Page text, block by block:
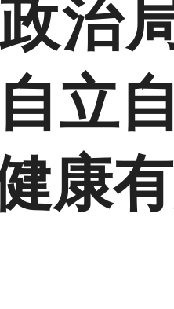
治
立
康